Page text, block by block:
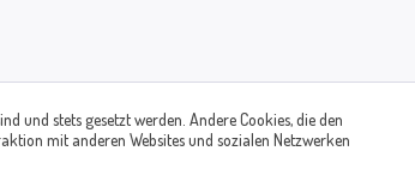
| Inhaber: Christof Paul e.K. | Westring 2 | 45659
Fax: 02361 -28831 | E-Mail: info@pauls-muehle.de
und stets gesetzt werden. Andere Cookies, die den
mit anderen Websites und sozialen Netzwerken